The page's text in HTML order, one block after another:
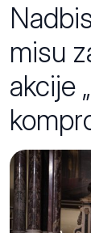
misu
akcije